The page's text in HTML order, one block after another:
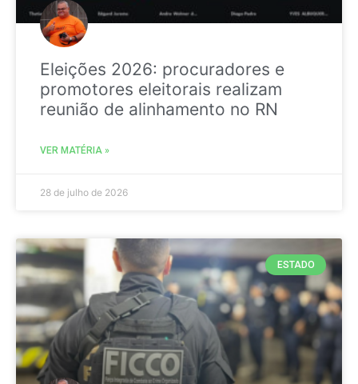
Eleições 2026: procuradores e
promotores eleitorais realizam
reunião de alinhamento no RN
VER MATÉRIA »
28 de julho de 2026
ESTADO